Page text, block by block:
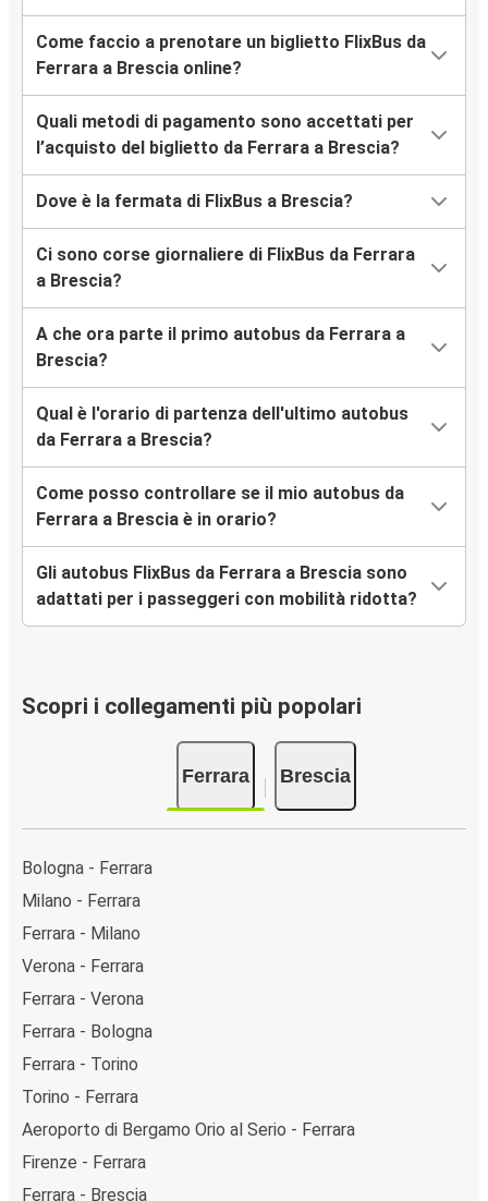
Come faccio a prenotare un biglietto FlixBus da
Ferrara a Brescia online?
Quali metodi di pagamento sono accettati per
l’acquisto del biglietto da Ferrara a Brescia?
Dove è la fermata di FlixBus a Brescia?
Ci sono corse giornaliere di FlixBus da Ferrara
a Brescia?
A che ora parte il primo autobus da Ferrara a
Brescia?
Qual è l'orario di partenza dell'ultimo autobus
da Ferrara a Brescia?
Come posso controllare se il mio autobus da
Ferrara a Brescia è in orario?
Gli autobus FlixBus da Ferrara a Brescia sono
adattati per i passeggeri con mobilità ridotta?
Scopri i collegamenti più popolari
Ferrara Brescia
Bologna - Ferrara
Milano - Ferrara
Ferrara - Milano
Verona - Ferrara
Ferrara - Verona
Ferrara - Bologna
Ferrara - Torino
Torino - Ferrara
Aeroporto di Bergamo Orio al Serio - Ferrara
Firenze - Ferrara
Ferrara - Brescia